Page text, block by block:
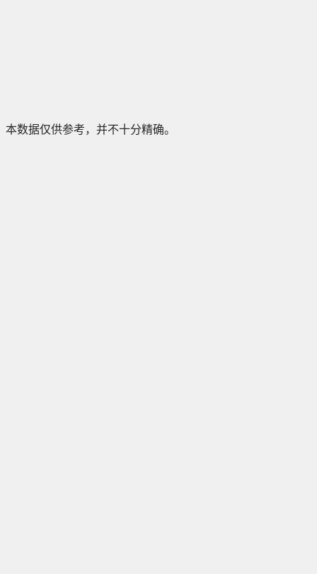
本数据仅供参考，并不十分精确。